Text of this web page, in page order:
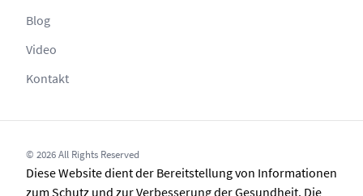
Blog
Video
Kontakt
© 2026 All Rights Reserved
Diese Website dient der Bereitstellung von Informationen
zum Schutz und zur Verbesserung der Gesundheit. Die